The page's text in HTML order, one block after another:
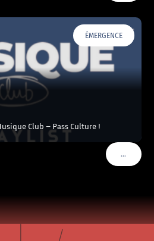
ÉMERGENCE
Club – Pass Culture !
…VOIR